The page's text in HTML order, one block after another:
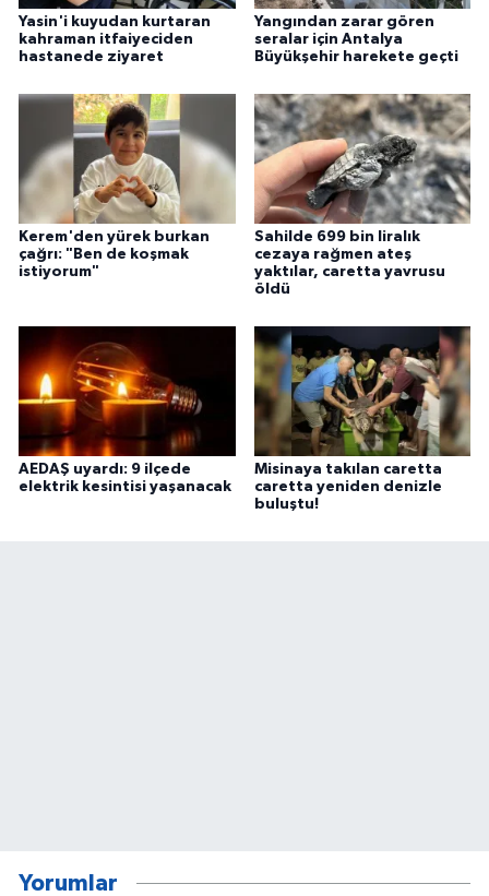
Yasin'i kuyudan kurtaran
kahraman itfaiyeciden
hastanede ziyaret
Yangından zarar gören
seralar için Antalya
Büyükşehir harekete geçti
Kerem'den yürek burkan
çağrı: "Ben de koşmak
istiyorum"
Sahilde 699 bin liralık
cezaya rağmen ateş
yaktılar, caretta yavrusu
öldü
AEDAŞ uyardı: 9 ilçede
elektrik kesintisi yaşanacak
Misinaya takılan caretta
caretta yeniden denizle
buluştu!
Yorumlar